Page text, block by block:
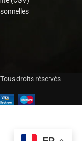
droits réservés